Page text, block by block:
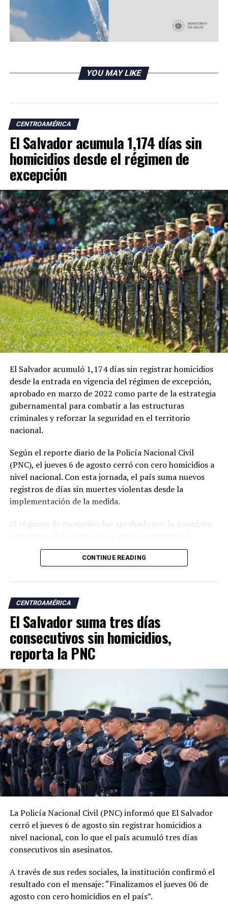
YOU MAY LIKE
CENTROAMÉRICA
El Salvador acumula 1,174 días sin
homicidios desde el régimen de
excepción
El Salvador acumuló 1,174 días sin registrar homicidios
desde la entrada en vigencia del régimen de excepción,
aprobado en marzo de 2022 como parte de la estrategia
gubernamental para combatir a las estructuras
criminales y reforzar la seguridad en el territorio
nacional.
Según el reporte diario de la Policía Nacional Civil
(PNC), el jueves 6 de agosto cerró con cero homicidios a
nivel nacional. Con esta jornada, el país suma nuevos
registros de días sin muertes violentas desde la
implementación de la medida.
El régimen de excepción fue aprobado por la Asamblea
suspensión temporal de determinadas garantías
constitucionales, lo que amplió las facultades de las
señaladas de pertenecer a estructuras criminales.
Las autoridades atribuyen a esta estrategia una
reducción significativa de los homicidios y de otros
delitos como las extorsiones y los robos.
Desde la llegada de Nayib Bukele a la Presidencia, en
junio de 2019, las estadísticas oficiales muestran una
tendencia descendente en los homicidios. Durante su
administración, la PNC contabiliza 1,288 jornadas sin
ADVERTISEMENT
que va del año, las autoridades reportan 185 días sin
homicidios, mientras que 2025 también cerró con
indicadores favorables en materia de seguridad.
que el Gobierno mantendrá las acciones para localizar y
capturar a integrantes de estructuras criminales que
aún permanezcan activos.
CONTINUE READING
CENTROAMÉRICA
El Salvador suma tres días
consecutivos sin homicidios,
reporta la PNC
La Policía Nacional Civil (PNC) informó que El Salvador
cerró el jueves 6 de agosto sin registrar homicidios a
nivel nacional, con lo que el país acumuló tres días
consecutivos sin asesinatos.
A través de sus redes sociales, la institución confirmó el
resultado con el mensaje: “Finalizamos el jueves 06 de
agosto con cero homicidios en el país”.